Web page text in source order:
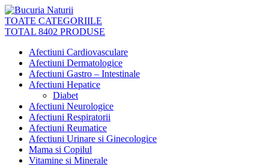
TOATE CATEGORIILE
TOTAL 8402 PRODUSE
Afectiuni Cardiovasculare
Afectiuni Dermatologice
Afectiuni Gastro – Intestinale
Afectiuni Hepatice
Diabet
Afectiuni Neurologice
Afectiuni Respiratorii
Afectiuni Reumatice
Afectiuni Urinare si Ginecologice
Mama si Copilul
Vitamine si Minerale